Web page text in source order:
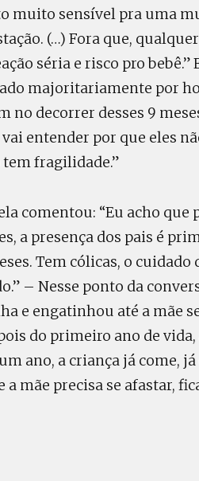
muito sensível pra uma
(…) Fora que,
séria e risco pro bebê.”
majoritariamente por
no decorrer desses 9
entender por que eles
tem fragilidade.”
comentou: “Eu acho que
a presença dos pais é
Tem cólicas, o cuidado
– Nesse ponto da
e engatinhou até a mãe
do primeiro ano de vida,
ano, a criança já come, já
mãe precisa se afastar,